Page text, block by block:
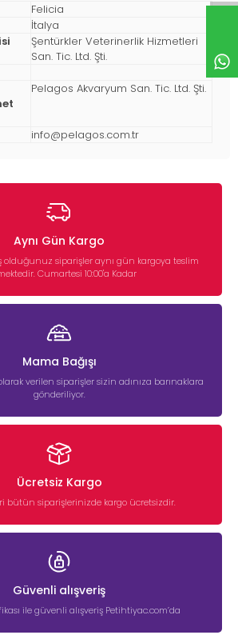
Felicia
İtalya
Şentürkler Veterinerlik Hizmetleri
San. Tic. Ltd. Şti.
Pelagos Akvaryum San. Tic. Ltd. Şti.
info@pelagos.com.tr
Aynı Gün Kargo
olduğunuz siparişler aynı gün kargoya teslim
Cumartesi 10:00'a Kadar
Mama Bağışı
verilen siparişler sizin adınıza barınaklara
gönderiliyor.
Ücretsiz Kargo
bütün siparişlerinizde kargo ücretsizdir.
Güvenli alışveriş
ile güvenli alışveriş Petihtiyac.com’da